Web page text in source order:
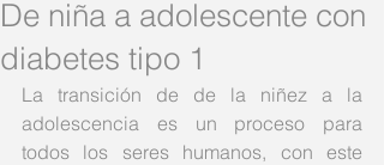
De niña a adolescente con
diabetes tipo 1
La transición de de la niñez a la
adolescencia es un proceso para
todos los seres humanos, con este